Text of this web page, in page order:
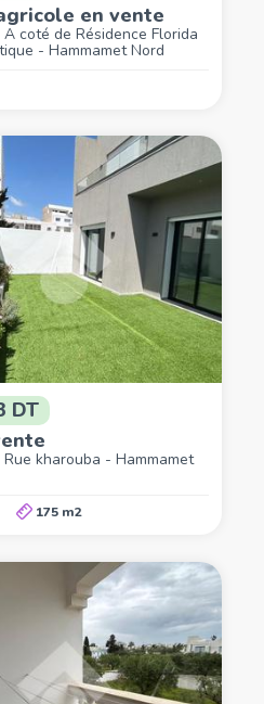
en vente
A coté de Résidence Florida
- Hammamet Nord
DT
Rue kharouba - Hammamet
175 m2